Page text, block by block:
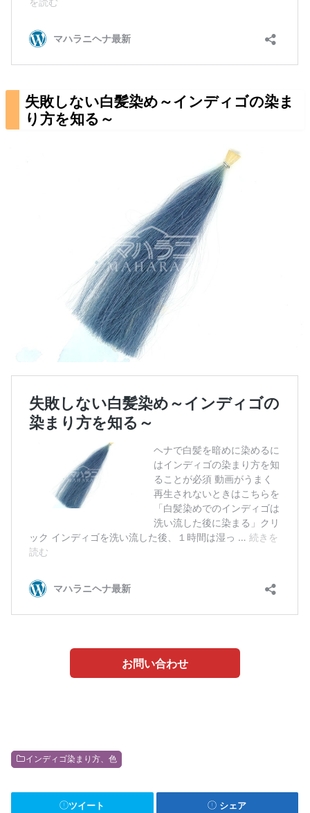
失敗しない白髪染め～インディゴの染ま
り方を知る～
お問い合わせ
インディゴ染まり方、色
ツイート シェア